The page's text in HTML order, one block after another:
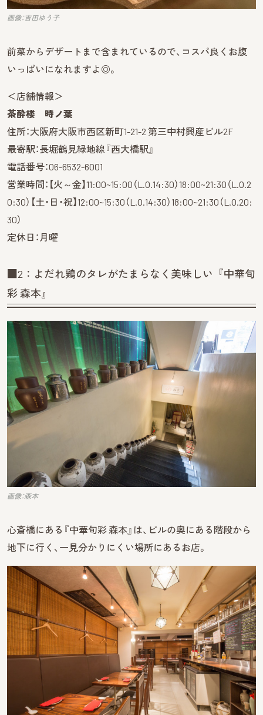
画像：吉田ゆう子
前菜からデザートまで含まれているので、コスパ良くお腹
いっぱいになれますよ◎。
＜店舗情報＞
茶酔楼 時ノ葉
住所：大阪府大阪市西区新町1-21-2 第三中村興産ビル2F
最寄駅：長堀鶴見緑地線『西大橋駅』
電話番号：06-6532-6001
営業時間：【火～金】11:00~15:00（L.O.14:30）18:00~21:30（L.O.2
0:30）【土・日・祝】12:00~15:30（L.O.14:30）18:00~21:30（L.O.20:
30）
定休日：月曜
■2：よだれ鶏のタレがたまらなく美味しい『中華旬
彩 森本』
画像：森本
心斎橋にある『中華旬彩 森本』は、ビルの奥にある階段から
地下に行く、一見分かりにくい場所にあるお店。